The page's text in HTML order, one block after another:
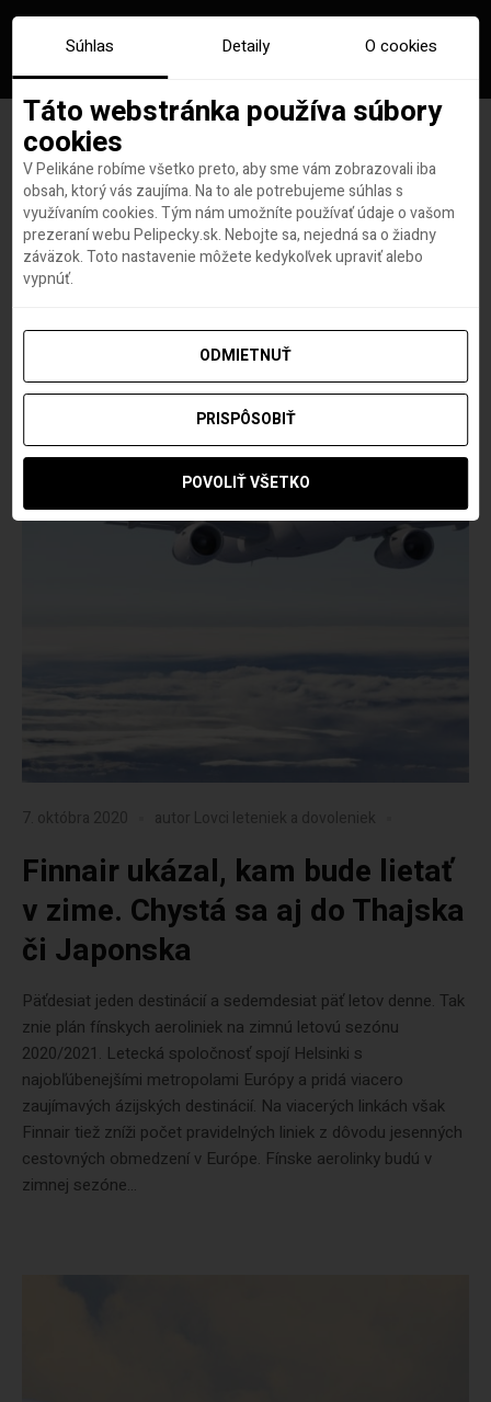
Značka:ekonomická trieda
finnair
7. októbra 2020 autor Lovci leteniek a dovoleniek
Finnair ukázal, kam bude lietať
v zime. Chystá sa aj do Thajska
či Japonska
Päťdesiat jeden destinácií a sedemdesiat päť letov denne. Tak
znie plán fínskych aeroliniek na zimnú letovú sezónu
2020/2021. Letecká spoločnosť spojí Helsinki s
najobľúbenejšími metropolami Európy a pridá viacero
zaujímavých ázijských destinácií. Na viacerých linkách však
Finnair tiež zníži počet pravidelných liniek z dôvodu jesenných
cestovných obmedzení v Európe. Fínske aerolinky budú v
zimnej sezóne...
Súhlas Detaily O cookies
Táto webstránka používa súbory
cookies
V Pelikáne robíme všetko preto, aby sme vám zobrazovali iba
obsah, ktorý vás zaujíma. Na to ale potrebujeme súhlas s
využívaním cookies. Tým nám umožníte používať údaje o vašom
prezeraní webu Pelipecky.sk. Nebojte sa, nejedná sa o žiadny
záväzok. Toto nastavenie môžete kedykoľvek upraviť alebo
vypnúť.
ODMIETNUŤ
PRISPÔSOBIŤ
POVOLIŤ VŠETKO